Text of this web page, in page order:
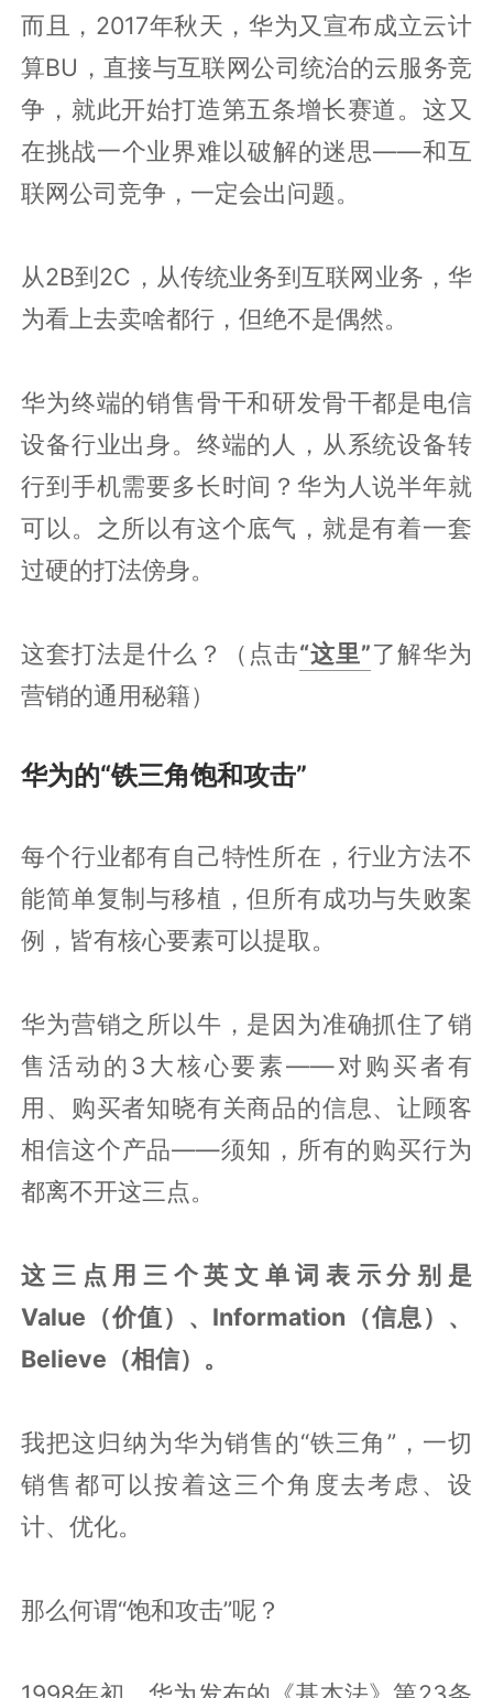
而且，2017年秋天，华为又宣布成立云计
算BU，直接与互联网公司统治的云服务竞
争，就此开始打造第五条增长赛道。这又
在挑战一个业界难以破解的迷思——和互
联网公司竞争，一定会出问题。
从2B到2C，从传统业务到互联网业务，华
为看上去卖啥都行，但绝不是偶然。
华为终端的销售骨干和研发骨干都是电信
设备行业出身。终端的人，从系统设备转
行到手机需要多长时间？华为人说半年就
可以。之所以有这个底气，就是有着一套
过硬的打法傍身。
这套打法是什么？（点击“这里”了解华为
营销的通用秘籍）
华为的“铁三角饱和攻击”
每个行业都有自己特性所在，行业方法不
能简单复制与移植，但所有成功与失败案
例，皆有核心要素可以提取。
华为营销之所以牛，是因为准确抓住了销
售活动的3大核心要素——对购买者有
用、购买者知晓有关商品的信息、让顾客
相信这个产品——须知，所有的购买行为
都离不开这三点。
这三点用三个英文单词表示分别是
Value（价值）、Information（信息）、
Believe（相信）。
我把这归纳为华为销售的“铁三角”，一切
销售都可以按着这三个角度去考虑、设
计、优化。
那么何谓“饱和攻击”呢？